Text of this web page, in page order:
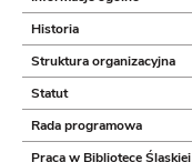
Historia
Struktura organizacyjna
Statut
Rada programowa
Praca w Bibliotece Śląskiej